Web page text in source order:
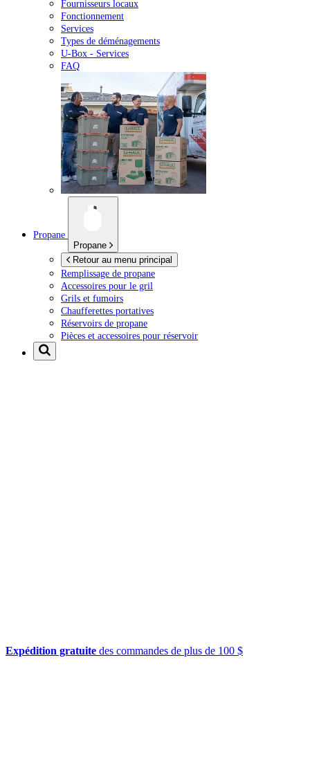
Fournisseurs locaux
Fonctionnement
Services
Types de déménagements
U-Box - Services
FAQ
Propane
Propane
Retour au menu principal
Remplissage de propane
Accessoires pour le gril
Grils et fumoirs
Chaufferettes portatives
Réservoirs de propane
Pièces et accessoires pour réservoir
Expédition gratuite des commandes de plus de 100 $